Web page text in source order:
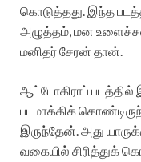
கொடுத்தது. இந்த
அழுத்தம், மன
மனிதர் சேரன் தான்.
ஆட்டோகிராப் படத்தில்
படமாக்கிக்
இருந்தேன். அது
வகையில் சிரித்துக்